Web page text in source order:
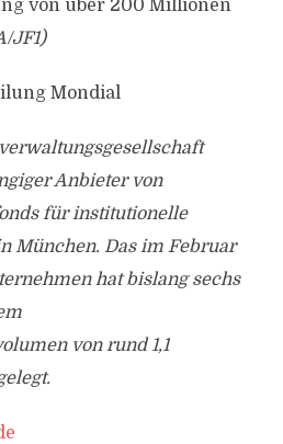
von über 200 Millionen
JF1)
Mondial
Anbieter von
für institutionelle
München. Das im Februar
hat bislang sechs
von rund 1,1